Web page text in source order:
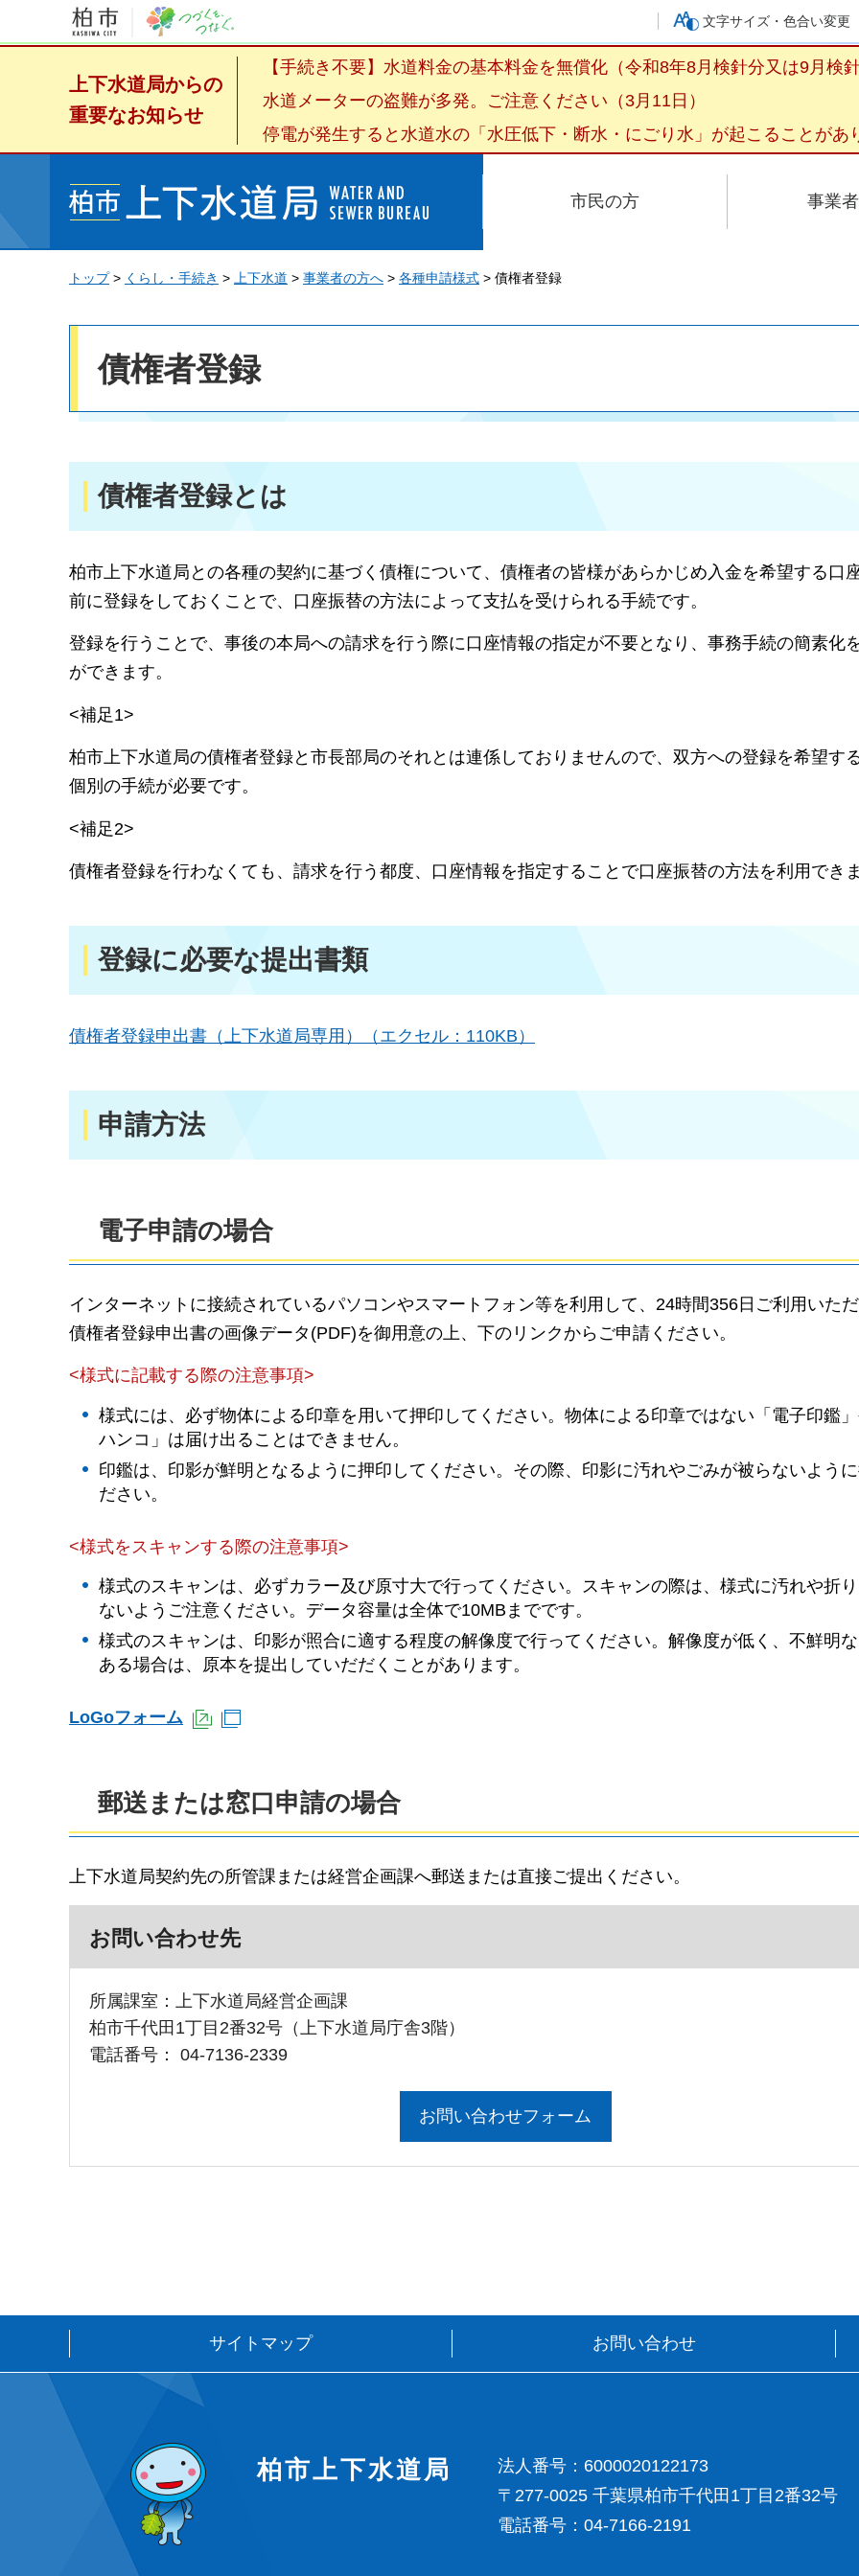
文字サイズ・色合い変更
上下水道局からの
重要なお知らせ
【手続き不要】水道料金の基本料金を無償化（令和8年8月検針分又は9月検
水道メーターの盗難が多発。ご注意ください（3月11日）
停電が発生すると水道水の「水圧低下・断水・にごり水」が起こることがあ
柏市上下水道局 市民の方 事業
トップ> くらし・手続き > 上下水道 > 事業者の方へ > 各種申請様式 > 債権者登録
債権者登録
債権者登録とは
柏市上下水道局との各種の契約に基づく債権について、債権者の皆様があらかじめ入金を希望する口
前に登録をしておくことで、口座振替の方法によって支払を受けられる手続です。
登録を行うことで、事後の本局への請求を行う際に口座情報の指定が不要となり、事務手続の簡素化
ができます。
<補足1>
柏市上下水道局の債権者登録と市長部局のそれとは連係しておりませんので、双方への登録を希望す
個別の手続が必要です。
<補足2>
債権者登録を行わなくても、請求を行う都度、口座情報を指定することで口座振替の方法を利用でき
登録に必要な提出書類
債権者登録申出書（上下水道局専用）（エクセル：110KB）
申請方法
電子申請の場合
インターネットに接続されているパソコンやスマートフォン等を利用して、24時間356日ご利用いた
債権者登録申出書の画像データ(PDF)を御用意の上、下のリンクからご申請ください。
<様式に記載する際の注意事項>
様式には、必ず物体による印章を用いて押印してください。物体による印章ではない「電子印鑑
ハンコ」は届け出ることはできません。
印鑑は、印影が鮮明となるように押印してください。その際、印影に汚れやごみが被らないよう
ださい。
<様式をスキャンする際の注意事項>
様式のスキャンは、必ずカラー及び原寸大で行ってください。スキャンの際は、様式に汚れや折
ないようご注意ください。データ容量は全体で10MBまでです。
様式のスキャンは、印影が照合に適する程度の解像度で行ってください。解像度が低く、不鮮明
ある場合は、原本を提出していだだくことがあります。
LoGoフォーム （外部サイトへリンク）
郵送または窓口申請の場合
上下水道局契約先の所管課または経営企画課へ郵送または直接ご提出ください。
お問い合わせ先
所属課室：上下水道局経営企画課
柏市千代田1丁目2番32号（上下水道局庁舎3階）
電話番号：
04-7136-2339
お問い合わせフォーム
サイトマップ お問い合わせ
柏市上下水道局
法人番号：6000020122173
〒277-0025 千葉県柏市千代田1丁目2番32号
電話番号：04-7166-2191